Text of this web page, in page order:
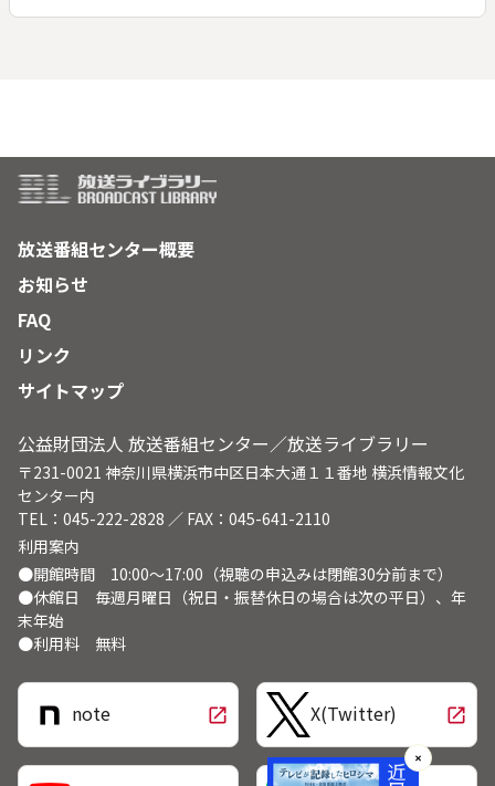
放送番組センター概要
お知らせ
FAQ
リンク
サイトマップ
公益財団法人 放送番組センター／放送ライブラリー
〒231-0021 神奈川県横浜市中区日本大通１１番地 横浜情報文化
センター内
TEL：045-222-2828 ／ FAX：045-641-2110
利用案内
●開館時間 10:00～17:00（視聴の申込みは閉館30分前まで）
●休館日 毎週月曜日（祝日・振替休日の場合は次の平日）、年
末年始
●利用料 無料
note open_in_new X(Twitter) open_in_new
✕